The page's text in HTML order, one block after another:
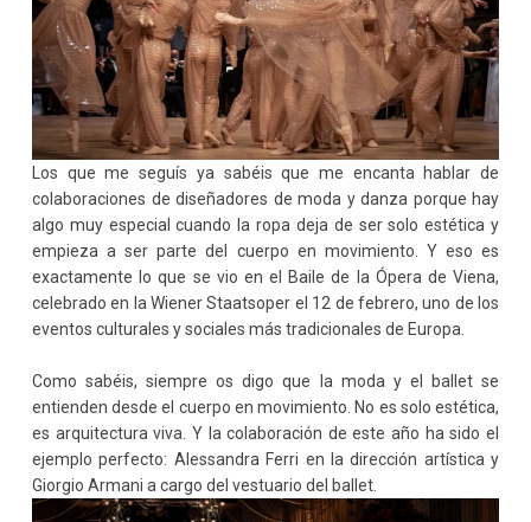
Los que me seguís ya sabéis que me encanta hablar de
colaboraciones de diseñadores de moda y danza porque hay
algo muy especial cuando la ropa deja de ser solo estética y
empieza a ser parte del cuerpo en movimiento. Y eso es
exactamente lo que se vio en el Baile de la Ópera de Viena,
celebrado en la Wiener Staatsoper el 12 de febrero, uno de los
eventos culturales y sociales más tradicionales de Europa.
Como sabéis, siempre os digo que la moda y el ballet se
entienden desde el cuerpo en movimiento. No es solo estética,
es arquitectura viva. Y la colaboración de este año ha sido el
ejemplo perfecto: Alessandra Ferri en la dirección artística y
Giorgio Armani a cargo del vestuario del ballet.